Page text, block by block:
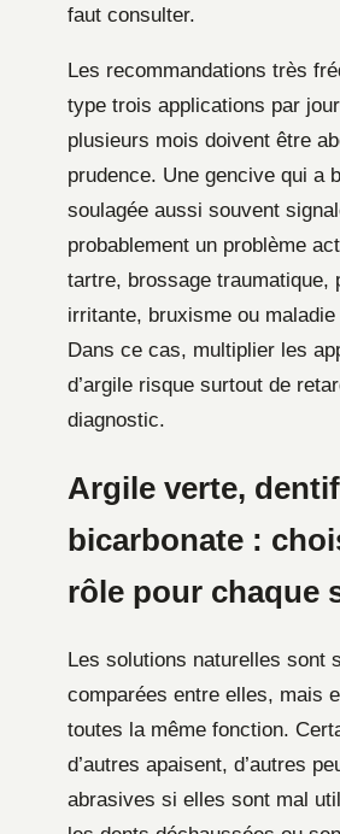
faut consulter.
Les recommandations très
type trois applications par
plusieurs mois doivent être
prudence. Une gencive qui a
soulagée aussi souvent
probablement un problème
tartre, brossage traumatique,
irritante, bruxisme ou maladie
Dans ce cas, multiplier les
d’argile risque surtout de
diagnostic.
Argile verte,
bicarbonate :
rôle pour chaque
Les solutions naturelles sont
comparées entre elles, mais
toutes la même fonction.
d’autres apaisent, d’autres
abrasives si elles sont mal